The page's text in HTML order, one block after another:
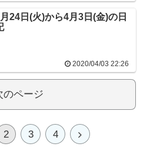
24日(火)から4月3日(金)の日
2020/04/03 22:26
のページ
2 3 4